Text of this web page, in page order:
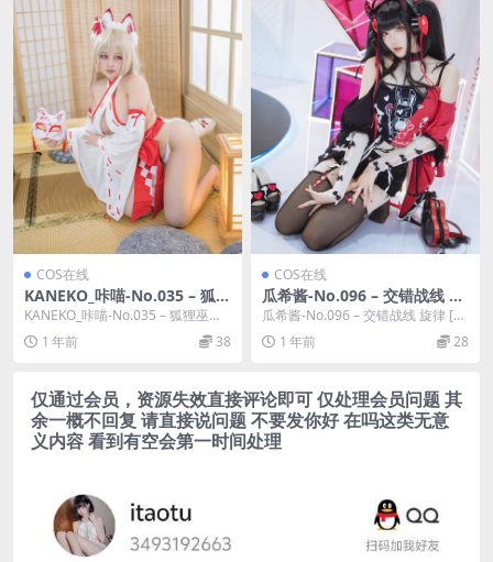
COS在线
KANEKO_咔喵-No.035 – 狐狸
巫女 [41P]
KANEKO_咔喵-No.035 – 狐狸巫女
[41P]，KANEKO_咔喵在...
1 年前 38
COS在线
瓜希酱-No.096 – 交错战线 旋
律 [14P]
瓜希酱-No.096 – 交错战线 旋律 [14
P]，瓜希酱在线作品导航：瓜希酱...
1 年前 28
仅通过会员，资源失效直接评论即可 仅处理会员问题 其
余一概不回复 请直接说问题 不要发你好 在吗这类无意
义内容 看到有空会第一时间处理